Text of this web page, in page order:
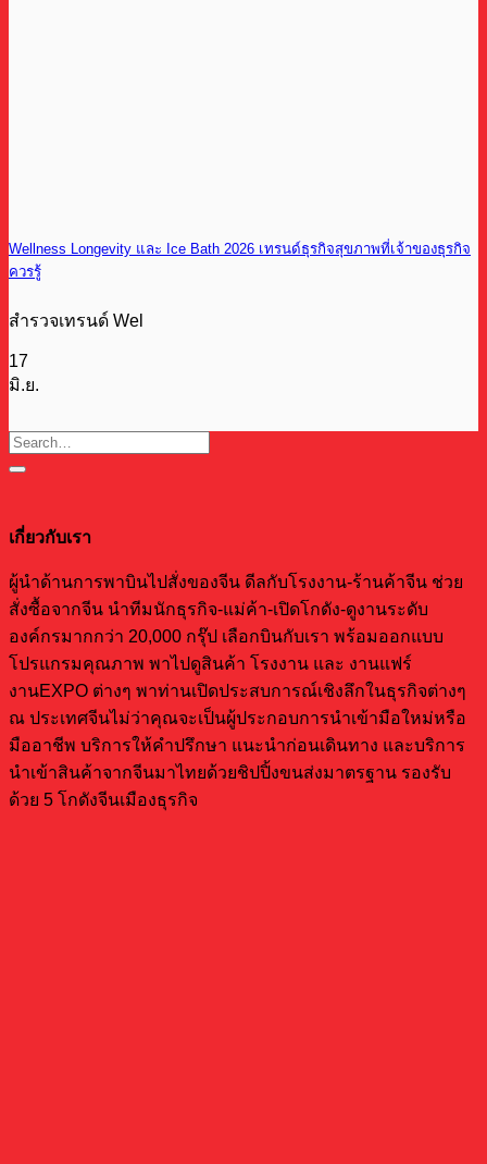
Wellness Longevity และ Ice Bath 2026 เทรนด์ธุรกิจสุขภาพที่เจ้าของธุรกิจ
ควรรู้
สำรวจเทรนด์ Wel
17
มิ.ย.
เกี่ยวกับเรา
ผู้นำด้านการพาบินไปสั่งของจีน ดีลกับโรงงาน-ร้านค้าจีน ช่วย
สั่งซื้อจากจีน นำทีมนักธุรกิจ-แม่ค้า-เปิดโกดัง-ดูงานระดับ
องค์กรมากกว่า 20,000 กรุ๊ป เลือกบินกับเรา พร้อมออกแบบ
โปรแกรมคุณภาพ พาไปดูสินค้า โรงงาน และ งานแฟร์
งานEXPO ต่างๆ พาท่านเปิดประสบการณ์เชิงลึกในธุรกิจต่างๆ
ณ ประเทศจีนไม่ว่าคุณจะเป็นผู้ประกอบการนำเข้ามือใหม่หรือ
มืออาชีพ บริการให้คำปรึกษา แนะนำก่อนเดินทาง และบริการ
นำเข้าสินค้าจากจีนมาไทยด้วยชิปปิ้งขนส่งมาตรฐาน รองรับ
ด้วย 5 โกดังจีนเมืองธุรกิจ